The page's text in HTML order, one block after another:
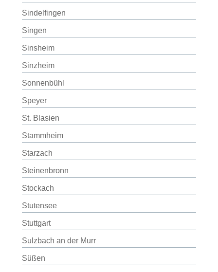
Sindelfingen
Singen
Sinsheim
Sinzheim
Sonnenbühl
Speyer
St. Blasien
Stammheim
Starzach
Steinenbronn
Stockach
Stutensee
Stuttgart
Sulzbach an der Murr
Süßen